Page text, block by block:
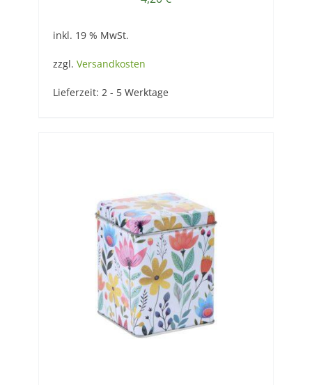
inkl. 19 % MwSt.
zzgl. Versandkosten
Lieferzeit: 2 - 5 Werktage